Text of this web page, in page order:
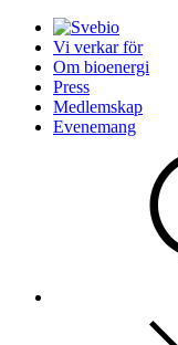
Vi verkar för
Om bioenergi
Press
Medlemskap
Evenemang